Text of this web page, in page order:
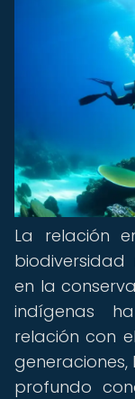
La relación
en la
indígenas
relación con
profundo